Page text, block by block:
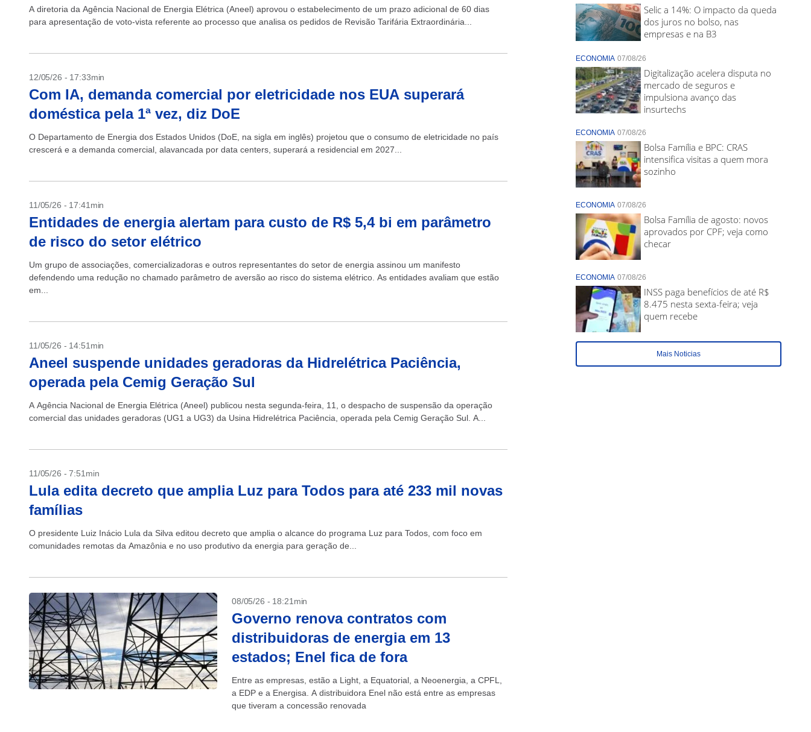
A diretoria da Agência Nacional de Energia Elétrica (Aneel) aprovou o estabelecimento de um prazo adicional de 60 dias
para apresentação de voto-vista referente ao processo que analisa os pedidos de Revisão Tarifária Extraordinária...
12/05/26 - 17:33min
Com IA, demanda comercial por eletricidade nos EUA superará
doméstica pela 1ª vez, diz DoE
O Departamento de Energia dos Estados Unidos (DoE, na sigla em inglês) projetou que o consumo de eletricidade no país
crescerá e a demanda comercial, alavancada por data centers, superará a residencial em 2027...
11/05/26 - 17:41min
Entidades de energia alertam para custo de R$ 5,4 bi em parâmetro
de risco do setor elétrico
Um grupo de associações, comercializadoras e outros representantes do setor de energia assinou um manifesto
defendendo uma redução no chamado parâmetro de aversão ao risco do sistema elétrico. As entidades avaliam que estão
em...
11/05/26 - 14:51min
Aneel suspende unidades geradoras da Hidrelétrica Paciência,
operada pela Cemig Geração Sul
A Agência Nacional de Energia Elétrica (Aneel) publicou nesta segunda-feira, 11, o despacho de suspensão da operação
comercial das unidades geradoras (UG1 a UG3) da Usina Hidrelétrica Paciência, operada pela Cemig Geração Sul. A...
11/05/26 - 7:51min
Lula edita decreto que amplia Luz para Todos para até 233 mil novas
famílias
O presidente Luiz Inácio Lula da Silva editou decreto que amplia o alcance do programa Luz para Todos, com foco em
comunidades remotas da Amazônia e no uso produtivo da energia para geração de...
08/05/26 - 18:21min
Governo renova contratos com
distribuidoras de energia em 13
estados; Enel fica de fora
Entre as empresas, estão a Light, a Equatorial, a Neoenergia, a CPFL,
a EDP e a Energisa. A distribuidora Enel não está entre as empresas
que tiveram a concessão renovada
Selic a 14%: O impacto da queda
dos juros no bolso, nas
empresas e na B3
ECONOMIA 07/08/26
Digitalização acelera disputa no
mercado de seguros e
impulsiona avanço das
insurtechs
ECONOMIA 07/08/26
Bolsa Família e BPC: CRAS
intensifica visitas a quem mora
sozinho
ECONOMIA 07/08/26
Bolsa Família de agosto: novos
aprovados por CPF; veja como
checar
ECONOMIA 07/08/26
INSS paga benefícios de até R$
8.475 nesta sexta-feira; veja
quem recebe
Mais Noticias